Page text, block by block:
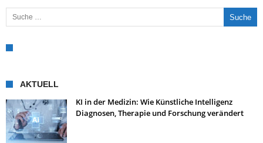
Suche nach:
AKTUELL
KI in der Medizin: Wie Künstliche Intelligenz
Diagnosen, Therapie und Forschung verändert